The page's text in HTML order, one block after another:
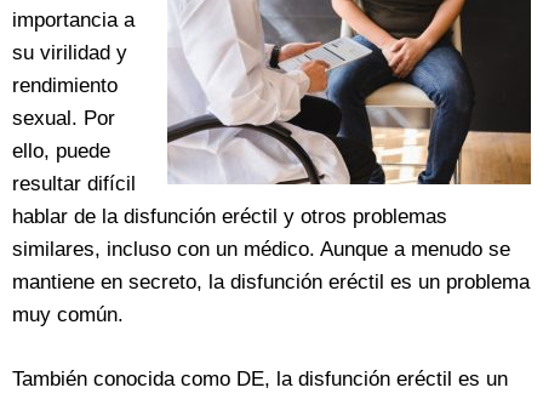
importancia a
su virilidad y
rendimiento
sexual. Por
ello, puede
resultar difícil
hablar de la disfunción eréctil y otros problemas
similares, incluso con un médico. Aunque a menudo se
mantiene en secreto, la disfunción eréctil es un problema
muy común.
También conocida como DE, la disfunción eréctil es un